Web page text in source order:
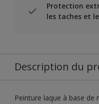
Protection
les taches et
Description du
Peinture laque à base de